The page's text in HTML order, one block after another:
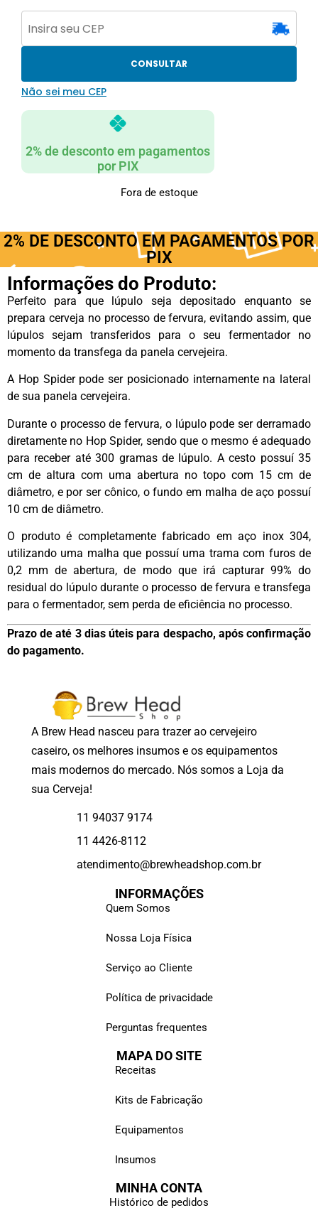
CONSULTAR
Não sei meu CEP
2% de desconto em pagamentos
por PIX
Fora de estoque
2% DE DESCONTO EM PAGAMENTOS POR
PIX
Informações do Produto:
Perfeito para que lúpulo seja depositado enquanto se
prepara cerveja no processo de fervura, evitando assim, que
lúpulos sejam transferidos para o seu fermentador no
momento da transfega da panela cervejeira.
A Hop Spider pode ser posicionado internamente na lateral
de sua panela cervejeira.
Durante o processo de fervura, o lúpulo pode ser derramado
diretamente no Hop Spider, sendo que o mesmo é adequado
para receber até 300 gramas de lúpulo. A cesto possuí 35
cm de altura com uma abertura no topo com 15 cm de
diâmetro, e por ser cônico, o fundo em malha de aço possuí
10 cm de diâmetro.
O produto é completamente fabricado em aço inox 304,
utilizando uma malha que possuí uma trama com furos de
0,2 mm de abertura, de modo que irá capturar 99% do
residual do lúpulo durante o processo de fervura e transfega
para o fermentador, sem perda de eficiência no processo.
Prazo de até 3 dias úteis para despacho, após confirmação
do pagamento.
A Brew Head nasceu para trazer ao cervejeiro
caseiro, os melhores insumos e os equipamentos
mais modernos do mercado. Nós somos a Loja da
sua Cerveja!
11 94037 9174
11 4426-8112
atendimento@brewheadshop.com.br
INFORMAÇÕES
Quem Somos
Nossa Loja Física
Serviço ao Cliente
Política de privacidade
Perguntas frequentes
MAPA DO SITE
Receitas
Kits de Fabricação
Equipamentos
Insumos
MINHA CONTA
Histórico de pedidos